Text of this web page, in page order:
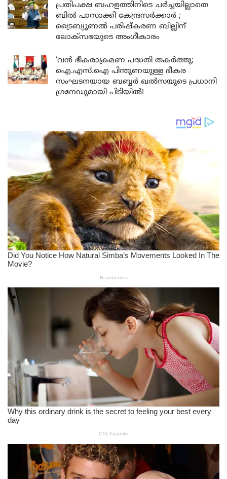
പ്രതിപക്ഷ ബഹളത്തിനിടെ ചർച്ചയില്ലാതെ
ബിൽ പാസാക്കി കേന്ദ്രസർക്കാർ ;
ട്രൈബ്യൂണൽ പരിഷ്കരണ ബില്ലിന്
ലോക്‌സഭയുടെ അംഗീകാരം
‘വൻ ഭീകരാക്രമണ പദ്ധതി തകർത്തു;
ഐ.എസ്.ഐ പിന്തുണയുള്ള ഭീകര
സംഘടനയായ ബബ്ബർ ഖൽസയുടെ പ്രധാനി
ഗ്രനേഡുമായി പിടിയിൽ!